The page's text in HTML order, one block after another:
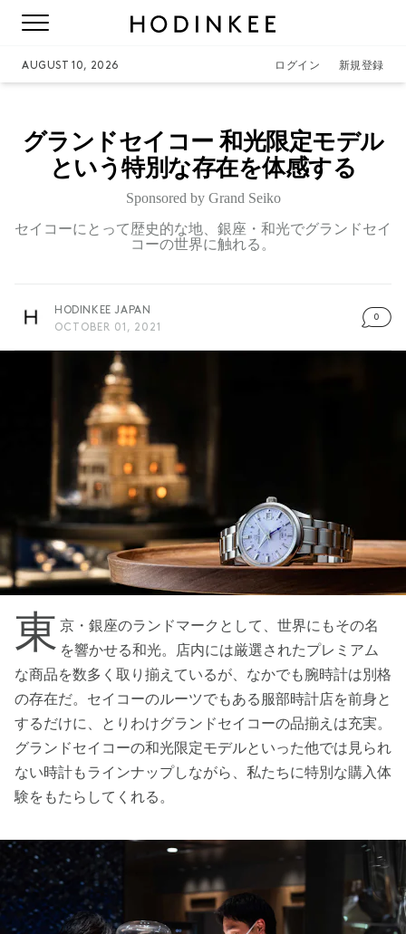
AUGUST 10, 2026 ログイン 新規登録
グランドセイコー 和光限定モデル
という特別な存在を体感する
Sponsored by Grand Seiko
セイコーにとって歴史的な地、銀座・和光でグランドセイ
コーの世界に触れる。
HODINKEE JAPAN
OCTOBER 01, 2021
0
東 京・銀座のランドマークとして、世界にもその名
を響かせる和光。店内には厳選されたプレミアム
な商品を数多く取り揃えているが、なかでも腕時計は別格
の存在だ。セイコーのルーツでもある服部時計店を前身と
するだけに、とりわけグランドセイコーの品揃えは充実。
グランドセイコーの和光限定モデルといった他では見られ
ない時計もラインナップしながら、私たちに特別な購入体
験をもたらしてくれる。